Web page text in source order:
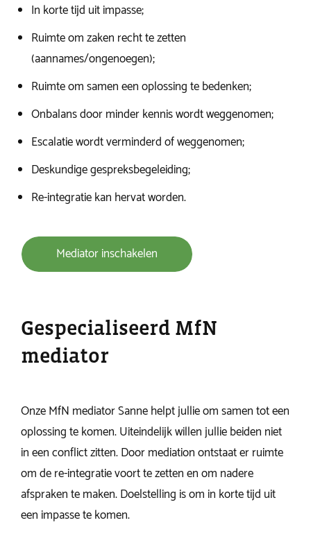
In korte tijd uit impasse;
Ruimte om zaken recht te zetten
(aannames/ongenoegen);
Ruimte om samen een oplossing te bedenken;
Onbalans door minder kennis wordt weggenomen;
Escalatie wordt verminderd of weggenomen;
Deskundige gespreksbegeleiding;
Re-integratie kan hervat worden.
Mediator inschakelen
Gespecialiseerd MfN
mediator
Onze MfN mediator Sanne helpt jullie om samen tot een
oplossing te komen. Uiteindelijk willen jullie beiden niet
in een conflict zitten. Door mediation ontstaat er ruimte
om de re-integratie voort te zetten en om nadere
afspraken te maken. Doelstelling is om in korte tijd uit
een impasse te komen.